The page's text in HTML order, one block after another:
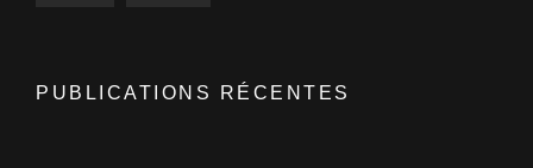
PUBLICATIONS RÉCENTES